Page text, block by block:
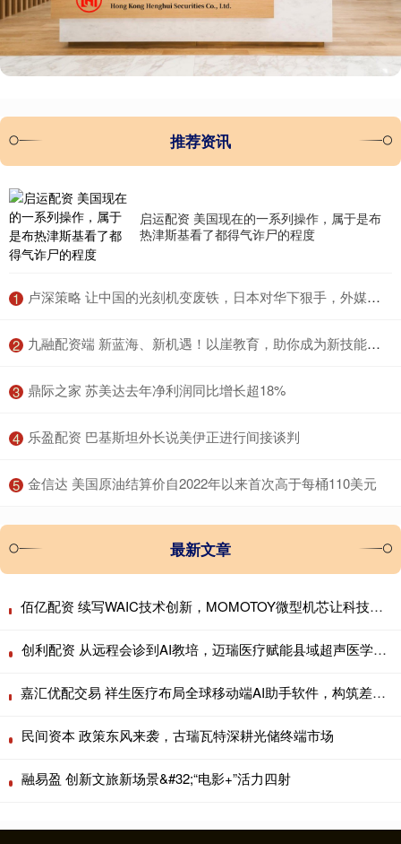
推荐资讯
启运配资 美国现在的一系列操作，属于是布
热津斯基看了都得气诈尸的程度
1 ​卢深策略 让中国的光刻机变废铁，日本对华下狠手，外媒：比美国人还绝
2 ​九融配资端 新蓝海、新机遇！以崖教育，助你成为新技能人才
3 ​鼎际之家 苏美达去年净利润同比增长超18%
4 ​乐盈配资 巴基斯坦外长说美伊正进行间接谈判
5 ​金信达 美国原油结算价自2022年以来首次高于每桶110美元
最新文章
佰亿配资 续写WAIC技术创新，MOMOTOY微型机芯让科技贴近烟火日常
创利配资 从远程会诊到AI教培，迈瑞医疗赋能县域超声医学中心
嘉汇优配交易 祥生医疗布局全球移动端AI助手软件，构筑差异化服务生态
民间资本 政策东风来袭，古瑞瓦特深耕光储终端市场
融易盈 创新文旅新场景&#32;“电影+”活力四射